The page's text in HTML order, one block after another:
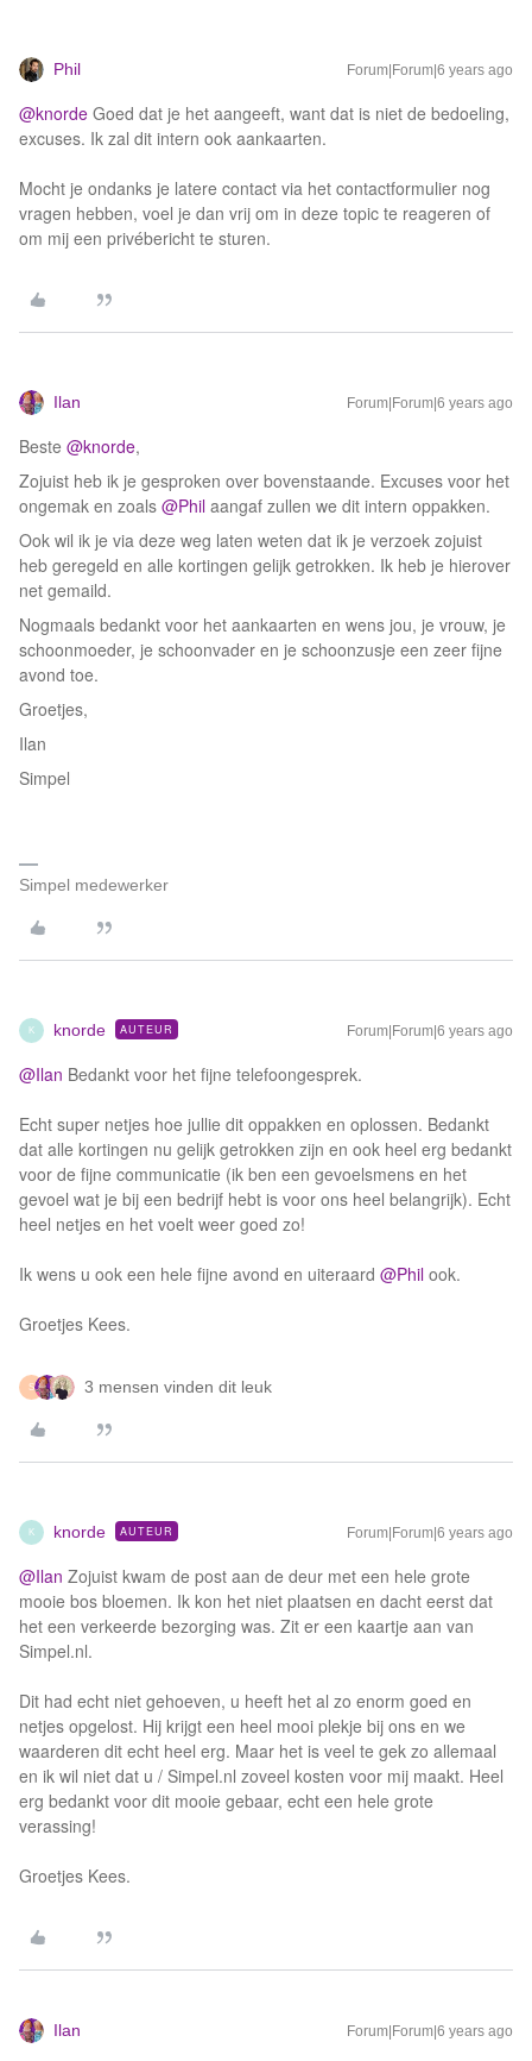
Phil Forum|Forum|6 years ago
@knorde Goed dat je het aangeeft, want dat is niet de bedoeling,
excuses. Ik zal dit intern ook aankaarten.
Mocht je ondanks je latere contact via het contactformulier nog
vragen hebben, voel je dan vrij om in deze topic te reageren of
om mij een privébericht te sturen.
Ilan Forum|Forum|6 years ago
Beste @knorde,
Zojuist heb ik je gesproken over bovenstaande. Excuses voor het
ongemak en zoals @Phil aangaf zullen we dit intern oppakken.
Ook wil ik je via deze weg laten weten dat ik je verzoek zojuist
heb geregeld en alle kortingen gelijk getrokken. Ik heb je hierover
net gemaild.
Nogmaals bedankt voor het aankaarten en wens jou, je vrouw, je
schoonmoeder, je schoonvader en je schoonzusje een zeer fijne
avond toe.
Groetjes,
Ilan
Simpel
Simpel medewerker
K knorde AUTEUR Forum|Forum|6 years ago
@Ilan Bedankt voor het fijne telefoongesprek.
Echt super netjes hoe jullie dit oppakken en oplossen. Bedankt
dat alle kortingen nu gelijk getrokken zijn en ook heel erg bedankt
voor de fijne communicatie (ik ben een gevoelsmens en het
gevoel wat je bij een bedrijf hebt is voor ons heel belangrijk). Echt
heel netjes en het voelt weer goed zo!
Ik wens u ook een hele fijne avond en uiteraard @Phil ook.
Groetjes Kees.
S 3 mensen vinden dit leuk
K knorde AUTEUR Forum|Forum|6 years ago
@Ilan Zojuist kwam de post aan de deur met een hele grote
mooie bos bloemen. Ik kon het niet plaatsen en dacht eerst dat
het een verkeerde bezorging was. Zit er een kaartje aan van
Simpel.nl.
Dit had echt niet gehoeven, u heeft het al zo enorm goed en
netjes opgelost. Hij krijgt een heel mooi plekje bij ons en we
waarderen dit echt heel erg. Maar het is veel te gek zo allemaal
en ik wil niet dat u / Simpel.nl zoveel kosten voor mij maakt. Heel
erg bedankt voor dit mooie gebaar, echt een hele grote
verassing!
Groetjes Kees.
Ilan Forum|Forum|6 years ago